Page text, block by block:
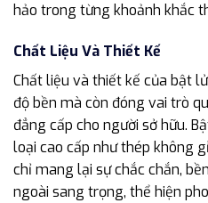
hảo trong từng khoảnh khắc
Chất Liệu Và Thiết Kế
Chất liệu và thiết kế của bật
độ bền mà còn đóng vai trò
đẳng cấp cho người sở hữu.
loại cao cấp như thép không
chỉ mang lại sự chắc chắn,
ngoài sang trọng, thể hiện